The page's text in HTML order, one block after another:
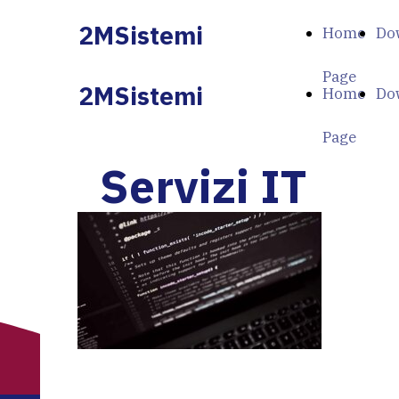
Home
Page
2MSistemi
2MSistemi
Home
Page
Servizi IT